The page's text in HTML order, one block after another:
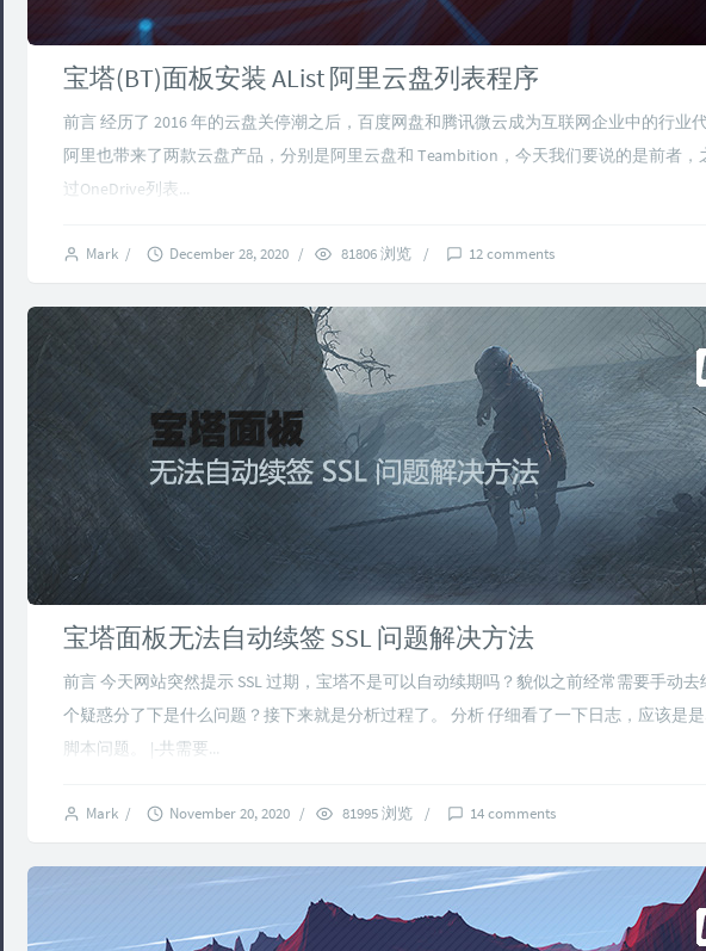
宝塔(BT)面板安装 AList 阿里云盘列表程序
前言 经历了 2016 年的云盘关停潮之后，百度网盘和腾讯微云成为互联网企业中的行业
阿里也带来了两款云盘产品，分别是阿里云盘和 Teambition，今天我们要说的是前者，
过OneDrive列表...
Mark / December 28, 2020 / 81806 浏览 / 12 comments
宝塔面板无法自动续签 SSL 问题解决方法
前言 今天网站突然提示 SSL 过期，宝塔不是可以自动续期吗？貌似之前经常需要手动
个疑惑分了下是什么问题？接下来就是分析过程了。 分析 仔细看了一下日志，应该是
脚本问题。 |-共需要...
Mark / November 20, 2020 / 81995 浏览 / 14 comments